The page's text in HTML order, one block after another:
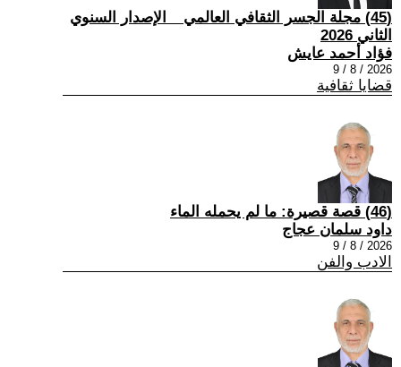
(45) مجلة الجسر الثقافي العالمي _ الإصدار السنوي
الثاني 2026
فؤاد أحمد عايش
2026 / 8 / 9
قضايا ثقافية
(46) قصة قصيرة: ما لم يحمله الماء
داود سلمان عجاج
2026 / 8 / 9
الادب والفن